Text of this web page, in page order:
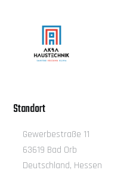
Standort
Gewerbestraße 11
63619 Bad Orb
Deutschland, Hessen